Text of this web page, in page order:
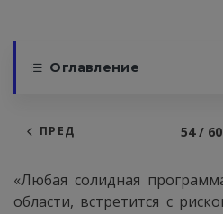
Оглавление
ПРЕД 54 / 60
«Любая солидная
области, встретится с